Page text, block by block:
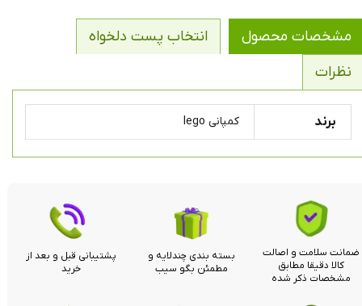
مشخصات محصول
انتخاب پست دلخواه
نظرات
برند کمپانی lego
ضمانت سلامت و اصالت
کالا دقیقا مطابق
مشخصات ذکر شده
بسته بندی چندلایه و
مطمئن بگو سیب
پشتیبانی قبل و بعد از
خرید